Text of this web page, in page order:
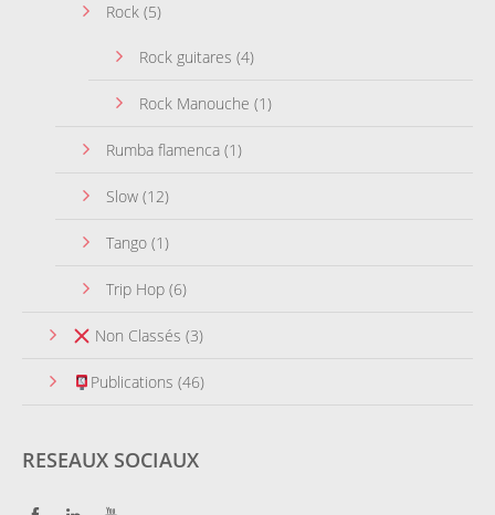
Rock (5)
Rock guitares (4)
Rock Manouche (1)
Rumba flamenca (1)
Slow (12)
Tango (1)
Trip Hop (6)
Non Classés (3)
Publications (46)
RESEAUX SOCIAUX